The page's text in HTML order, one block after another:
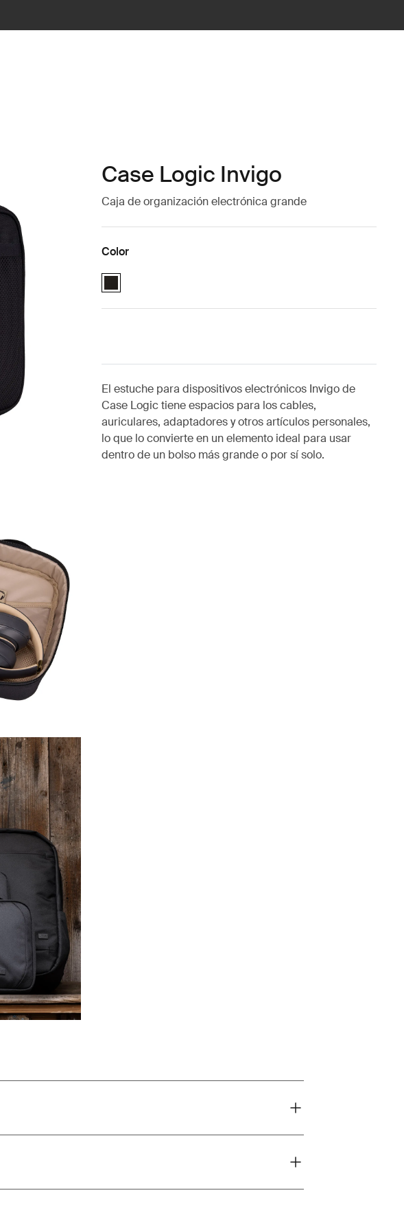
Case Logic Invigo
Caja de organización electrónica grande
Color
Case Logic Invigo electronic case large Negro (selected)
El estuche para dispositivos electrónicos Invigo de
Case Logic tiene espacios para los cables,
auriculares, adaptadores y otros artículos personales,
lo que lo convierte en un elemento ideal para usar
dentro de un bolso más grande o por sí solo.